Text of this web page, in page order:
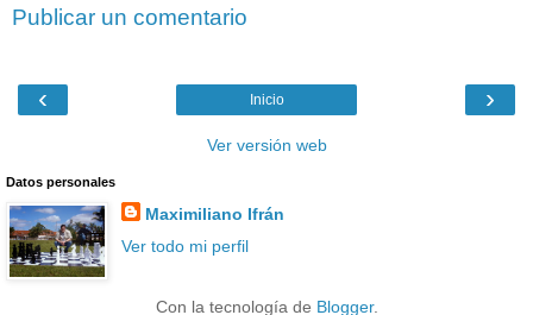
Publicar un comentario
‹ ›
Inicio
Ver versión web
Datos personales
Maximiliano Ifrán
Ver todo mi perfil
Con la tecnología de Blogger.